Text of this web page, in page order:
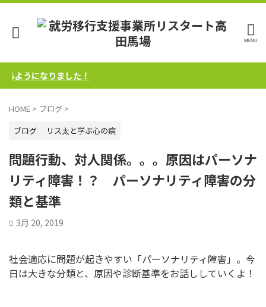
になりました！
HOME > ブログ >
ブログ
リス太と学ぶ心の病
問題行動、対人関係。。。原因はパーソナ
リティ障害！？ パーソナリティ障害の分
類と基準
3月 20, 2019
社会適応に問題が起きやすい「パーソナリティ障害」。今
日は大きな分類と、原因や診断基準をお話ししていくよ！